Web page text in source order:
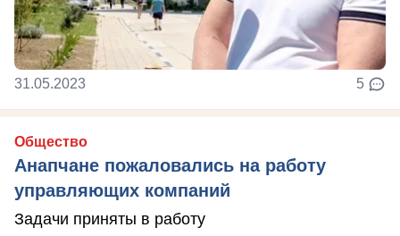
31.05.2023 5
Общество
Анапчане пожаловались на работу
управляющих компаний
Задачи приняты в работу